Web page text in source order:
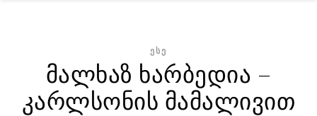
ᲔᲡᲔ
მალხაზ ხარბედია –
კარლსონის მამალივით